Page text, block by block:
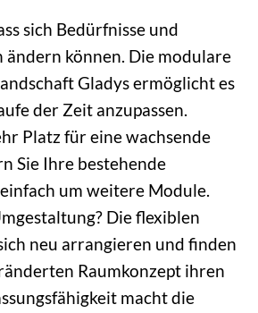
sich Bedürfnisse und
können. Die modulare
Gladys ermöglicht es
der Zeit anzupassen.
Platz für eine wachsende
Sie Ihre bestehende
um weitere Module.
Die flexiblen
neu arrangieren und finden
Raumkonzept ihren
macht die